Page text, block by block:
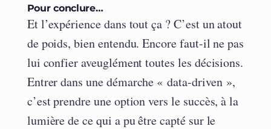
Pour conclure…
Et l’expérience dans tout ça ? C’est un atout
de poids, bien entendu. Encore faut-il ne pas
lui confier aveuglément toutes les décisions.
Entrer dans une démarche « data-driven »,
c’est prendre une option vers le succès, à la
lumière de ce qui a pu être capté sur le